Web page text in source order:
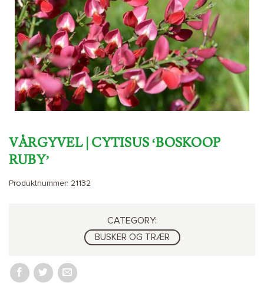
VÅRGYVEL | CYTISUS ‘BOSKOOP
RUBY’
Produktnummer: 21132
CATEGORY:
BUSKER OG TRÆR